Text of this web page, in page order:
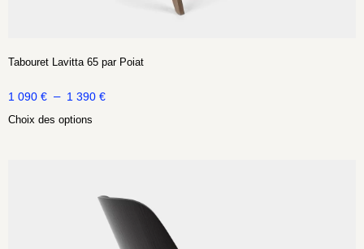
Tabouret Lavitta 65 par Poiat
1 090 € – 1 390 €
Choix des options